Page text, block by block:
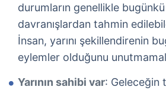
durumların genellikle
davranışlardan tahmin
İnsan, yarını şekillendirenin
eylemler olduğunu
Yarının sahibi var: Geleceğin